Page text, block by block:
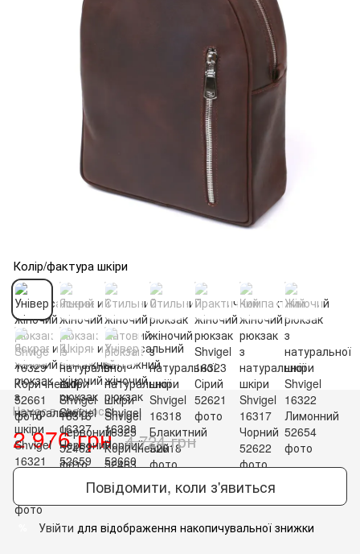
Колір/фактура шкіри
Немає в наявності
2 976 грн 4 724 грн
Повідомити, коли з'явиться
Увійти для відображення накопичувальної знижки